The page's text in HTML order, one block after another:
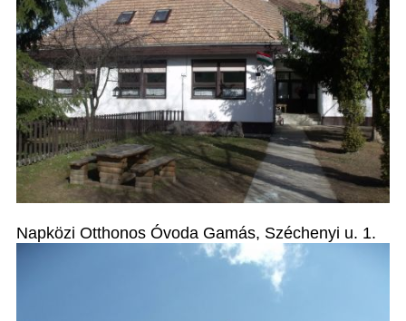
Napközi Otthonos Óvoda Gamás, Széchenyi u. 1.